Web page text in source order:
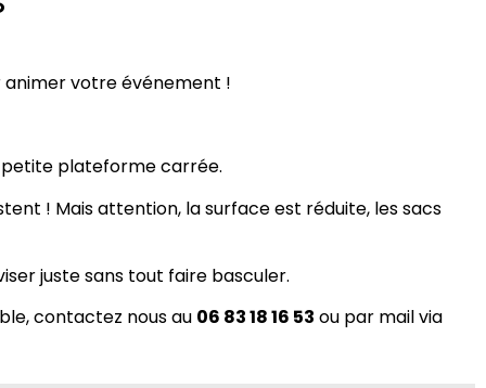
animer votre événement !
petite plateforme carrée.
! Mais attention, la surface est réduite, les sacs
juste sans tout faire basculer.
contactez nous au 06 83 18 16 53 ou par mail via